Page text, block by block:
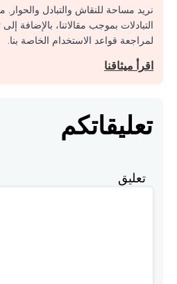
نريد مساحة للنقاش والتبادل
التبادلات بموجب مقالاتنا، بالإضافة
لمراجعة قواعد الاستخدام الخاصة بنا.
اقرأ ميثاقنا
تعليقاتكم
تعليق